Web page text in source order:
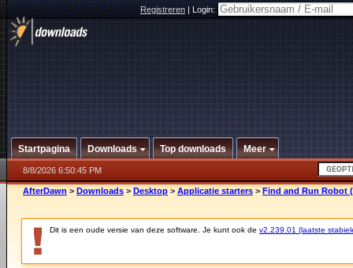
Registreren|Login:
Startpagina Downloads Top downloads Meer
8/8/2026 6:50:45 PM
AfterDawn > Downloads > Desktop > Applicatie starters > Find and Run Robot
Dit is een oude versie van deze software. Je kunt ook de v2.239.01 (laatste